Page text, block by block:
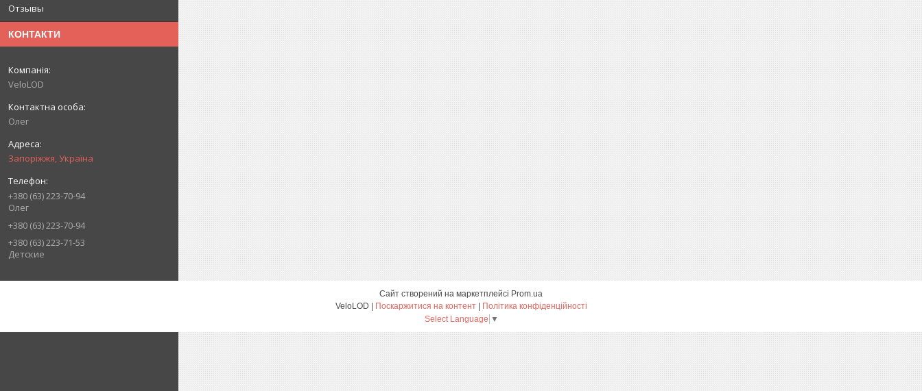
Отзывы
КОНТАКТИ
VeloLOD
Олег
Запоріжжя, Україна
+380 (63) 223-70-94
Олег
+380 (63) 223-70-94
+380 (63) 223-71-53
Детские
Сайт створений на маркетплейсі Prom.ua
Поскаржитися на контент
Політика конфіденційності
Select Language ▼